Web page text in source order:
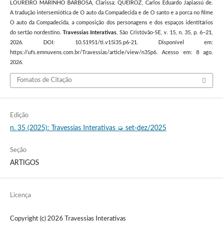
LOUREIRO MARINHO BARBOSA, Clarissa; QUEIROZ, Carlos Eduardo Japiassú de.
A tradução intersemiótica de O auto da Compadecida e de O santo e a porca no filme
O auto da Compadecida, a composição dos personagens e dos espaços identitários
do sertão nordestino.
Travessias Interativas, São Cristóvão-SE, v. 15, n. 35, p. 6–21,
2026. DOI: 10.51951/ti.v15i35.p6-21. Disponível em:
https://ufs.emnuvens.com.br/Travessias/article/view/n35p6. Acesso em: 8 ago.
2026.
Fomatos de Citação
Edição
n. 35 (2025): Travessias Interativas ➭ set-dez/2025
Seção
ARTIGOS
Licença
Copyright (c) 2026 Travessias Interativas